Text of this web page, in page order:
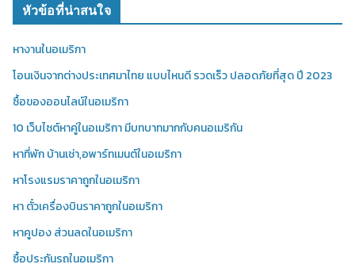
หัวข้อที่น่าสนใจ
หางานในอเมริกา
โอนเงินจากต่างประเทศมาไทย แบบไหนดี รวดเร็ว ปลอดภัยที่สุด ปี 2023
ซื้อของออนไลน์ในอเมริกา
10 เว็บไซต์หาคู่ในอเมริกา มีบทบาทมากกับคนอเมริกัน
หาที่พัก บ้านเช่า,อพาร์ทเมนต์ในอเมริกา
หาโรงแรมราคาถูกในอเมริกา
หา ตั๋วเครื่องบินราคาถูกในอเมริกา
หาคูปอง ส่วนลดในอเมริกา
ซื้อประกันรถในอเมริกา